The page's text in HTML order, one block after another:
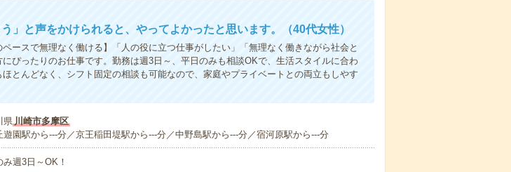
う」と声をかけられると、やってよかったと思います。（40代女性）
ペースで無理なく働ける】「人の役に立つ仕事がしたい」「無理なく働きながら社会と
ぴったりのお仕事です。勤務は週3日～、平日のみも相談OKで、生活スタイルに合わ
とんどなく、シフト固定の相談も可能なので、家庭やプライベートとの両立もしやす
県川崎市多摩区
遊園駅から---分／京王稲田堤駅から---分／中野島駅から---分／宿河原駅から---分
み週3日～OK！